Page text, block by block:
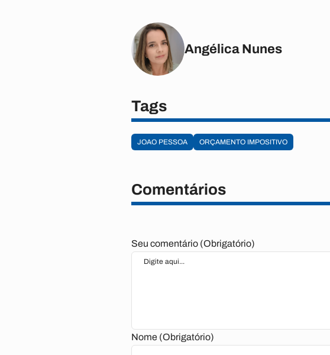
Angélica Nunes
Tags
JOAO PESSOA ORÇAMENTO IMPOSITIVO
Comentários
Seu comentário (Obrigatório)
Nome (Obrigatório)